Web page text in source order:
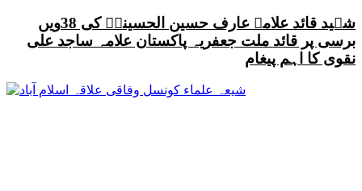
شہید قائد علامہ عارف حسین الحسینیؒ کی 38ویں
برسی پر قائد ملت جعفریہ پاکستان علامہ ساجد علی
نقوی کا اہم پیغام